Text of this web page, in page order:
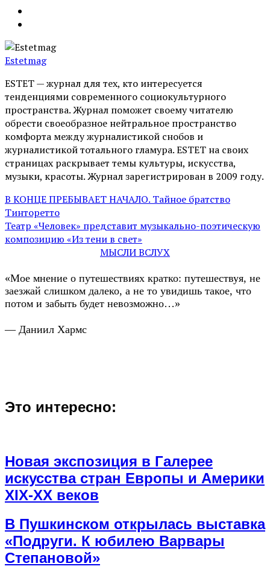
Estetmag
ESTET — журнал для тех, кто интересуeтся
тенденциями современного социокультурного
пространства. Журнал поможет своему читателю
обрести своеобразное нейтральное пространство
комфорта между журналистикой снобов и
журналистикой тотального гламура. ESTET на своих
страницах раскрывает темы культуры, искусства,
музыки, красоты. Журнал зарегистрирован в 2009 году.
В КОНЦЕ ПРЕБЫВАЕТ НАЧАЛО. Тайное братство
Тинторетто
Театр «Человек» представит музыкально-поэтическую
композицию «Из тени в свет»
МЫСЛИ ВСЛУХ
«Мое мнение о путешествиях кратко: путешествуя, не
заезжай слишком далеко, а не то увидишь такое, что
потом и забыть будет невозможно…»
— Даниил Хармс
Это интересно:
Новая экспозиция в Галерее
искусства стран Европы и Америки
XIX-XX веков
В Пушкинском открылась выставка
«Подруги. К юбилею Варвары
Степановой»